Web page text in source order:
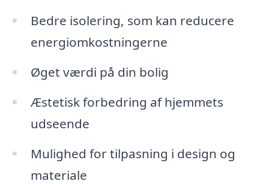
Bedre isolering, som kan reducere
energiomkostningerne
Øget værdi på din bolig
Æstetisk forbedring af hjemmets
udseende
Mulighed for tilpasning i design og
materiale